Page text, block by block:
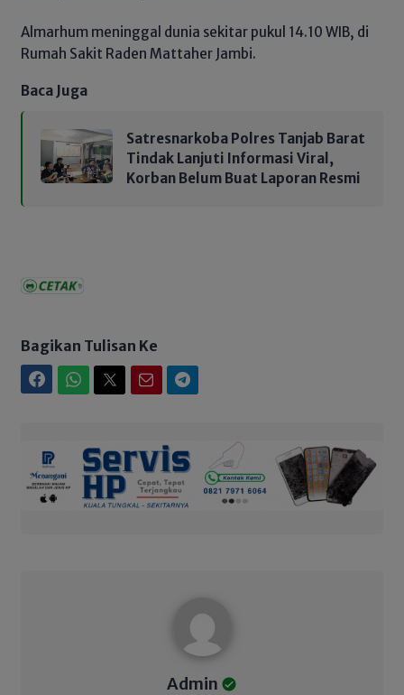
Almarhum meninggal dunia sekitar pukul 14.10 WIB, di
Rumah Sakit Raden Mattaher Jambi.
Baca Juga
Satresnarkoba Polres Tanjab Barat
Tindak Lanjuti Informasi Viral,
Korban Belum Buat Laporan Resmi
Bagikan Tulisan Ke
Admin